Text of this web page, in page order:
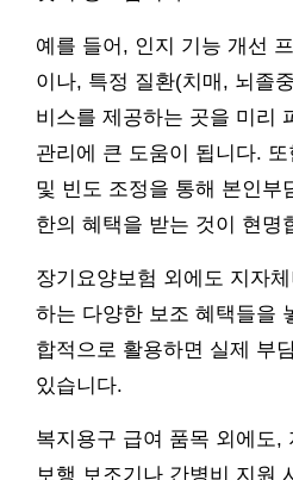
예를 들어, 인지 기능 개선
이나, 특정 질환(치매, 뇌졸
비스를 제공하는 곳을 미리
관리에 큰 도움이 됩니다.
및 빈도 조정을 통해 본인부
한의 혜택을 받는 것이 현명
장기요양보험 외에도 지자
하는 다양한 보조 혜택들을
합적으로 활용하면 실제 부
있습니다.
복지용구 급여 품목 외에도,
보행 보조기나 간병비 지원